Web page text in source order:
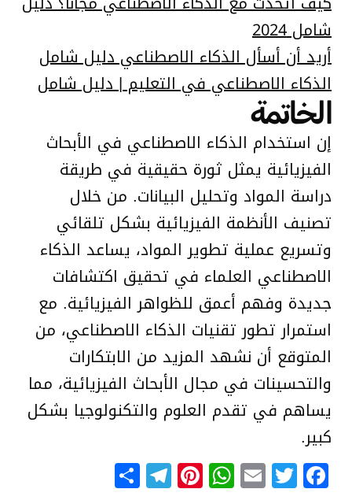
شامل 2024
أريد أن أسأل الذكاء الاصطناعي دليل شامل
الذكاء الاصطناعي في التعليم | دليل شامل
الخاتمة
إن استخدام الذكاء الاصطناعي في الأبحاث
الفيزيائية يمثل ثورة حقيقية في طريقة
دراسة المواد وتحليل البيانات. من خلال
تصنيف الأنظمة الفيزيائية بشكل تلقائي
وتسريع عملية تطوير المواد، يساعد الذكاء
الاصطناعي العلماء في تحقيق اكتشافات
جديدة وفهم أعمق للظواهر الفيزيائية. مع
استمرار تطور تقنيات الذكاء الاصطناعي، من
المتوقع أن نشهد المزيد من الابتكارات
والتحسينات في مجال الأبحاث الفيزيائية، مما
يساهم في تقدم العلوم والتكنولوجيا بشكل
كبير.
Facebook
Twitter
Email
WhatsApp
Pinterest
Telegram